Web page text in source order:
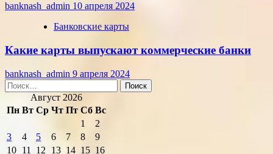
banknash_admin 10 апреля 2024
Банковские карты
Какие карты выпускают коммерческие банки
banknash_admin 9 апреля 2024
Найти:
Август 2026
Пн Вт Ср Чт Пт Сб Вс
1
2
3
4 5 6 7 8
9
10 11 12 13 14 15 16